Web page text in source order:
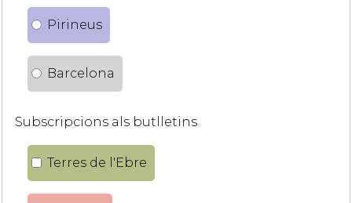
Pirineus
Barcelona
Subscripcions als butlletins
Terres de l'Ebre